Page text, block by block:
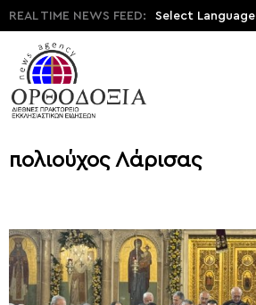
REAL TIME NEWS FEED: Select Language
πολιούχος Λάρισας